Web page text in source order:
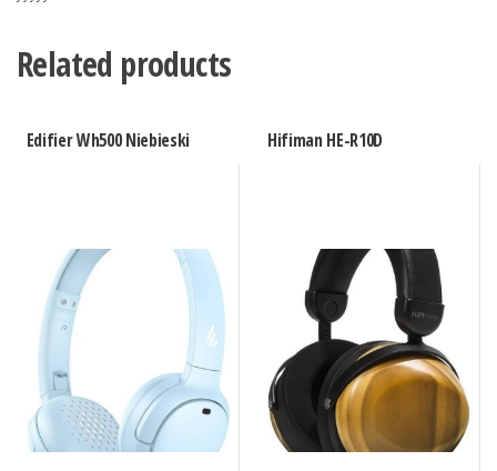
Related products
Edifier Wh500 Niebieski Hifiman HE-R10D